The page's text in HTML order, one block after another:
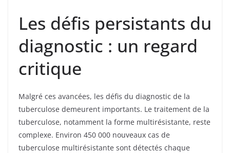
Les défis persistants du
diagnostic : un regard
critique
Malgré ces avancées, les défis du diagnostic de la
tuberculose demeurent importants. Le traitement de la
tuberculose, notamment la forme multirésistante, reste
complexe. Environ 450 000 nouveaux cas de
tuberculose multirésistante sont détectés chaque